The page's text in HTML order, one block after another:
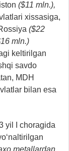
($11 mln.),
xissasiga,
($22
mln.)
keltirilgan
savdo
MDH
bilan esa
yil I choragida